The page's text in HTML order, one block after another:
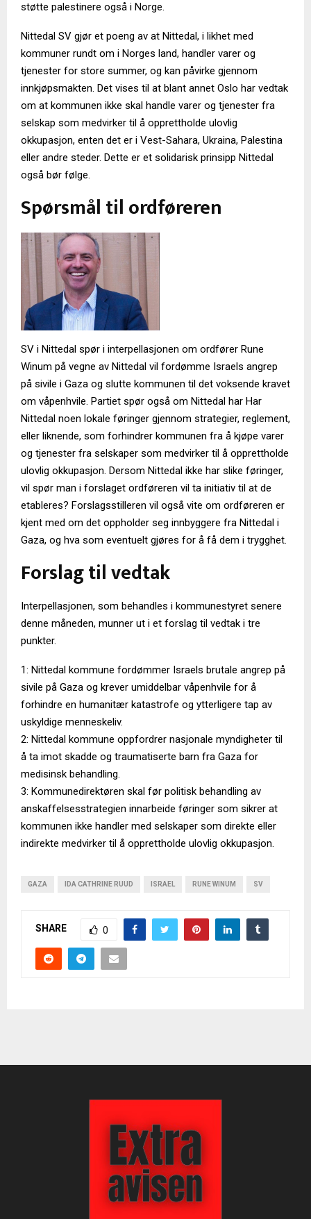
støtte palestinere også i Norge.
Nittedal SV gjør et poeng av at Nittedal, i likhet med
kommuner rundt om i Norges land, handler varer og
tjenester for store summer, og kan påvirke gjennom
innkjøpsmakten. Det vises til at blant annet Oslo har vedtak
om at kommunen ikke skal handle varer og tjenester fra
selskap som medvirker til å opprettholde ulovlig
okkupasjon, enten det er i Vest-Sahara, Ukraina, Palestina
eller andre steder. Dette er et solidarisk prinsipp Nittedal
også bør følge.
Spørsmål til ordføreren
SV i Nittedal spør i interpellasjonen om ordfører Rune
Winum på vegne av Nittedal vil fordømme Israels angrep
på sivile i Gaza og slutte kommunen til det voksende kravet
om våpenhvile. Partiet spør også om Nittedal har Har
Nittedal noen lokale føringer gjennom strategier, reglement,
eller liknende, som forhindrer kommunen fra å kjøpe varer
og tjenester fra selskaper som medvirker til å opprettholde
ulovlig okkupasjon. Dersom Nittedal ikke har slike føringer,
vil spør man i forslaget ordføreren vil ta initiativ til at de
etableres? Forslagsstilleren vil også vite om ordføreren er
kjent med om det oppholder seg innbyggere fra Nittedal i
Gaza, og hva som eventuelt gjøres for å få dem i trygghet.
Forslag til vedtak
Interpellasjonen, som behandles i kommunestyret senere
denne måneden, munner ut i et forslag til vedtak i tre
punkter.
1: Nittedal kommune fordømmer Israels brutale angrep på
sivile på Gaza og krever umiddelbar våpenhvile for å
forhindre en humanitær katastrofe og ytterligere tap av
uskyldige menneskeliv.
2: Nittedal kommune oppfordrer nasjonale myndigheter til
å ta imot skadde og traumatiserte barn fra Gaza for
medisinsk behandling.
3: Kommunedirektøren skal før politisk behandling av
anskaffelsesstrategien innarbeide føringer som sikrer at
kommunen ikke handler med selskaper som direkte eller
indirekte medvirker til å opprettholde ulovlig okkupasjon.
GAZA IDA CATHRINE RUUD ISRAEL RUNE WINUM SV
SHARE 0